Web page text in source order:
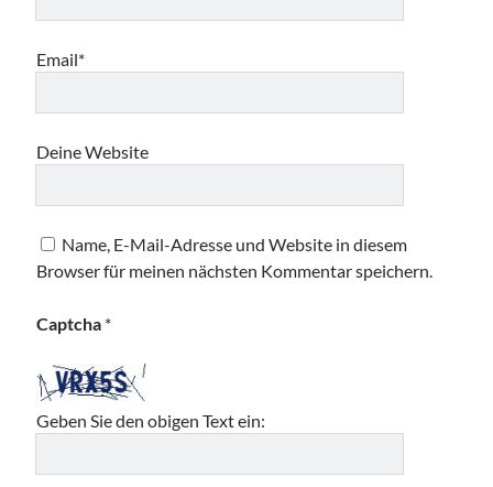
Email*
Deine Website
Name, E-Mail-Adresse und Website in diesem
Browser für meinen nächsten Kommentar speichern.
Captcha *
Geben Sie den obigen Text ein: